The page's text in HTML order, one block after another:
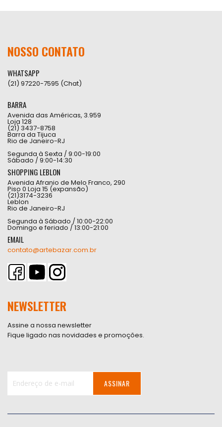
NOSSO CONTATO
WHATSAPP
(21) 97220-7595 (Chat)
BARRA
Avenida das Américas, 3.959
Loja 128
(21) 3437-8758
Barra da Tijuca
Rio de Janeiro-RJ
Segunda à Sexta / 9:00-19:00
Sábado / 9:00-14:30
SHOPPING LEBLON
Avenida Afranio de Melo Franco, 290
Piso 0 Loja 15 (expansão)
(21)3174-3236
Leblon
Rio de Janeiro-RJ
Segunda à Sábado / 10:00-22:00
Domingo e feriado / 13:00-21:00
EMAIL
contato@artebazar.com.br
NEWSLETTER
Assine a nossa newsletter
Fique ligado nas novidades e promoções.
ASSINAR